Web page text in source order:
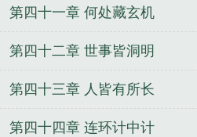
第四十一章 何处藏玄机
第四十二章 世事皆洞明
第四十三章 人皆有所长
第四十四章 连环计中计